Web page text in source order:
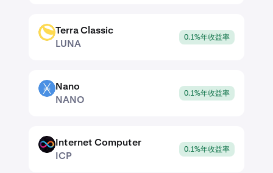
LUNA
Terra Classic
LUNA
0.1%年收益率
NANO
Nano
NANO
0.1%年收益率
ICP
Internet Computer
ICP
0.1%年收益率